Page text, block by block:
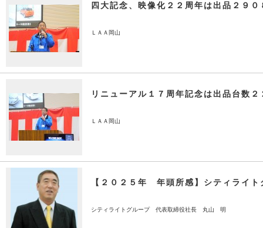
四大記念、映像化２２周年は出品２９０
ＬＡＡ岡山
リニューアル１７周年記念は出品台数２
ＬＡＡ岡山
【２０２５年 年頭所感】シティラ
シティライトグループ 代表取締役社長 丸山 明